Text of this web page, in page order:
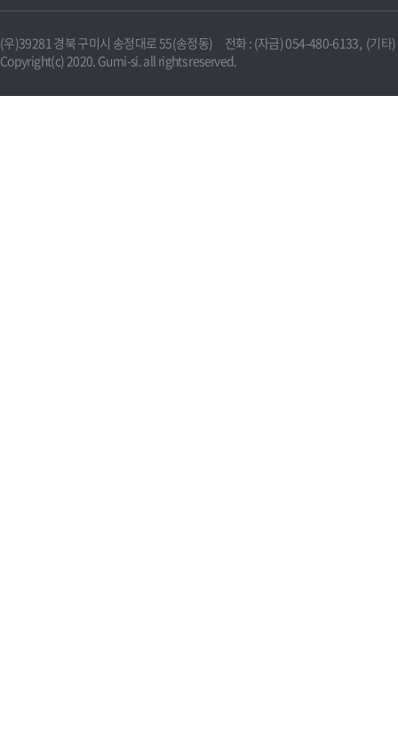
(우)39281 경북 구미시 송정대로 55(송정동) 전화 : (자금) 054-480-6133, (기타
Copyright(c) 2020. Gumi-si. all rights reserved.